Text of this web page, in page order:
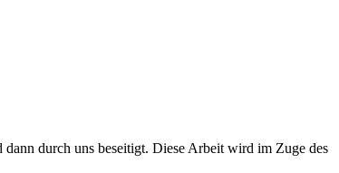
durch uns beseitigt. Diese Arbeit wird im Zuge des